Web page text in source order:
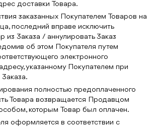
доставки Товара.
заказанных Покупателем Товаров на
последний вправе исключить
из Заказа / аннулировать Заказ
об этом Покупателя путем
электронного
указанному Покупателем при
полностью предоплаченного
Товара возвращается Продавцом
которым Товар был оплачен.
оформляется в соответствии с